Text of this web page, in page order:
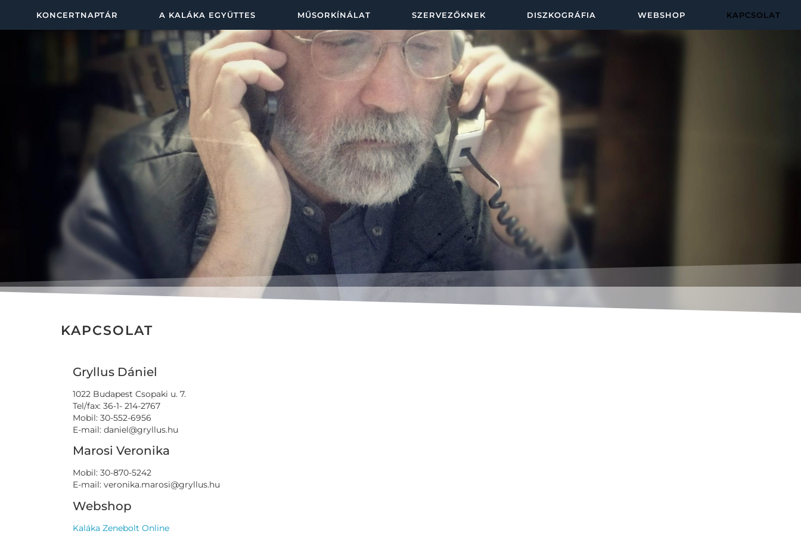
KONCERTNAPTÁR A KALÁKA EGYÜTTES MŰSORKÍNÁLAT SZERVEZŐKNEK DISZKOGRÁFIA WEBSHOP KAPCSOLAT
KAPCSOLAT
Gryllus Dániel
1022 Budapest Csopaki u. 7.
Tel/fax: 36-1- 214-2767
Mobil: 30-552-6956
E-mail: daniel@gryllus.hu
Marosi Veronika
Mobil: 30-870-5242
E-mail: veronika.marosi@gryllus.hu
Webshop
Kaláka Zenebolt Online